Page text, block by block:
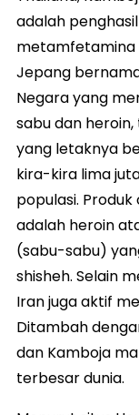
adalah
Jepang
Negara yang
sabu dan
yang letaknya
kira-kira lima
populasi.
adalah heroin
(sabu-sabu)
shisheh. Selain
Iran juga aktif
Ditambah
dan Kamboja
terbesar dunia.